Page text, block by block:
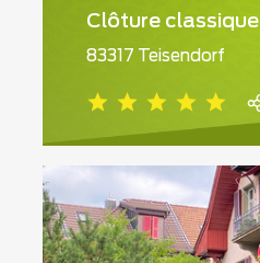
Clôture classique
83317 Teisendorf